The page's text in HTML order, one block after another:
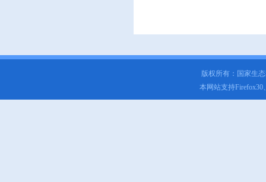
版权所有：国家生
本网站支持